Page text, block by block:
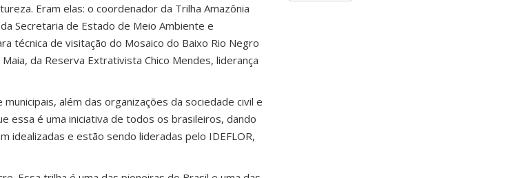
Eram elas: o coordenador da Trilha Amazônia
Secretaria de Estado de Meio Ambiente e
técnica de visitação do Mosaico do Baixo Rio Negro
da Reserva Extrativista Chico Mendes, liderança
além das organizações da sociedade civil e
essa é uma iniciativa de todos os brasileiros, dando
idealizadas e estão sendo lideradas pelo IDEFLOR,